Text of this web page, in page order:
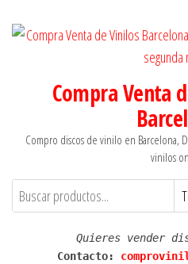
Compra Venta
Compro discos de vinilo en Barcelona,
vinilos
Quieres vender
Contacto: